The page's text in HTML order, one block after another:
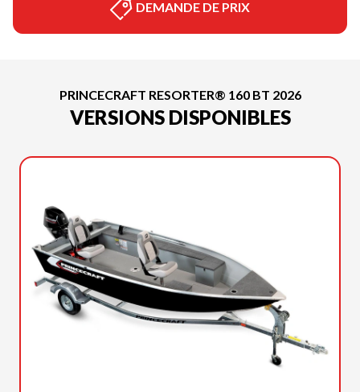
DEMANDE DE PRIX
PRINCECRAFT RESORTER® 160 BT 2026
VERSIONS DISPONIBLES